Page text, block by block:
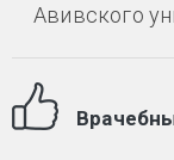
Авивского